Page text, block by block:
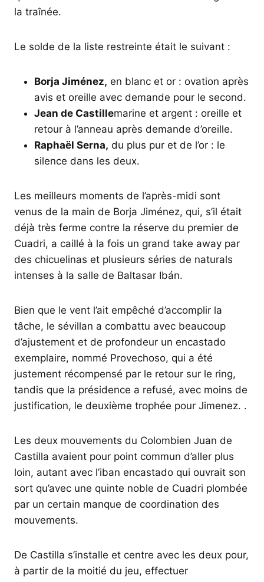
la traînée.
Le solde de la liste restreinte était le suivant :
Borja Jiménez, en blanc et or : ovation après
avis et oreille avec demande pour le second.
Jean de Castillemarine et argent : oreille et
retour à l’anneau après demande d’oreille.
Raphaël Serna, du plus pur et de l’or : le
silence dans les deux.
Les meilleurs moments de l’après-midi sont
venus de la main de Borja Jiménez, qui, s’il était
déjà très ferme contre la réserve du premier de
Cuadri, a caillé à la fois un grand take away par
des chicuelinas et plusieurs séries de naturals
intenses à la salle de Baltasar Ibán.
Bien que le vent l’ait empêché d’accomplir la
tâche, le sévillan a combattu avec beaucoup
d’ajustement et de profondeur un encastado
exemplaire, nommé Provechoso, qui a été
justement récompensé par le retour sur le ring,
tandis que la présidence a refusé, avec moins de
justification, le deuxième trophée pour Jimenez. .
Les deux mouvements du Colombien Juan de
Castilla avaient pour point commun d’aller plus
loin, autant avec l’iban encastado qui ouvrait son
sort qu’avec une quinte noble de Cuadri plombée
par un certain manque de coordination des
mouvements.
De Castilla s’installe et centre avec les deux pour,
à partir de la moitié du jeu, effectuer